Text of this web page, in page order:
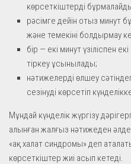
көрсеткіштерді
рәсімге дейін отыз минут
және темекіні болдырмау
бір — екі минут үзіліспен
тіркеу ұсынылады;
нәтижелерді өлшеу
сезінуді көрсетіп
Мұндай күнделік жүргізу
алынған жалғыз нәтижеден
«ақ халат синдромы» деп
көрсеткіштер жиі асып кетеді.